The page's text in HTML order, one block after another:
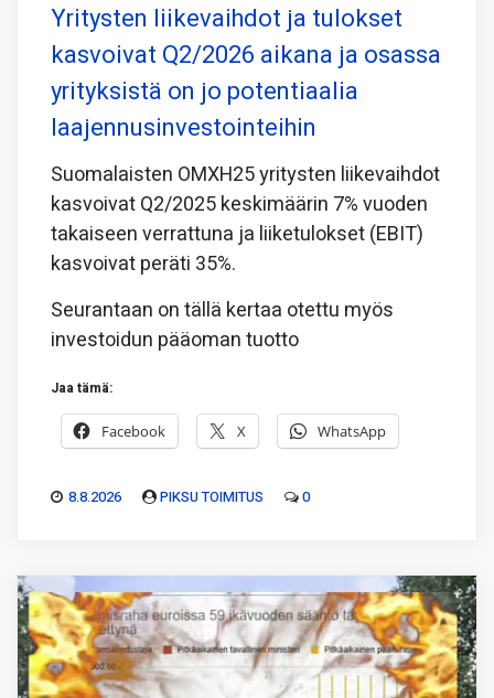
Yritysten liikevaihdot ja tulokset
kasvoivat Q2/2026 aikana ja osassa
yrityksistä on jo potentiaalia
laajennusinvestointeihin
Suomalaisten OMXH25 yritysten liikevaihdot
kasvoivat Q2/2025 keskimäärin 7% vuoden
takaiseen verrattuna ja liiketulokset (EBIT)
kasvoivat peräti 35%.
Seurantaan on tällä kertaa otettu myös
investoidun pääoman tuotto
Jaa tämä:
Facebook X WhatsApp
8.8.2026 PIKSU TOIMITUS 0